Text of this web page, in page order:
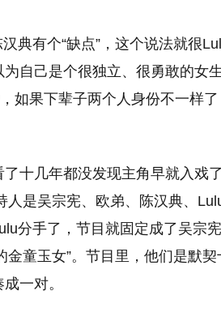
典有个“缺点”，这个说法就很
自己是个很独立、很勇敢的女
如果下辈子两个人身份不一样
十几年都没发现主角早就入戏
是吴宗宪、欧弟、陈汉典、
分手了，节目就固定成了吴宗
童玉女”。节目里，他们是默契
一对。